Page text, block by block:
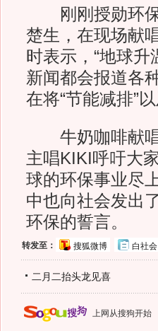
刚刚授勋环保
楚生，在现场献
时表示，“地球
新闻都会报道各
在将“节能减排”
牛奶咖啡献唱
主唱KIKI呼吁大
球的环保事业尽
中也向社会发出
环保的誓言。
转发至： 搜狐微博 白社会
二月二抬头龙见喜
上网从搜狗开始